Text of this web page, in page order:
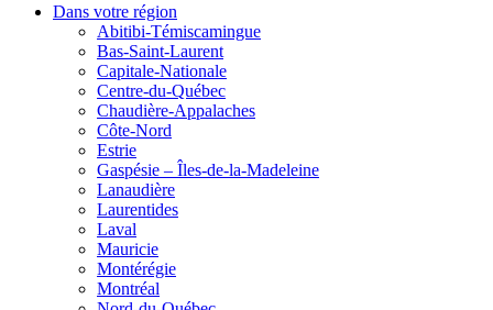
Dans votre région
Abitibi-Témiscamingue
Bas-Saint-Laurent
Capitale-Nationale
Centre-du-Québec
Chaudière-Appalaches
Côte-Nord
Estrie
Gaspésie – Îles-de-la-Madeleine
Lanaudière
Laurentides
Laval
Mauricie
Montérégie
Montréal